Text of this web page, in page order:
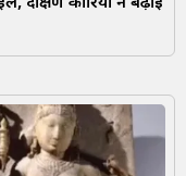
दक्षिण कोरिया ने बढ़ाई